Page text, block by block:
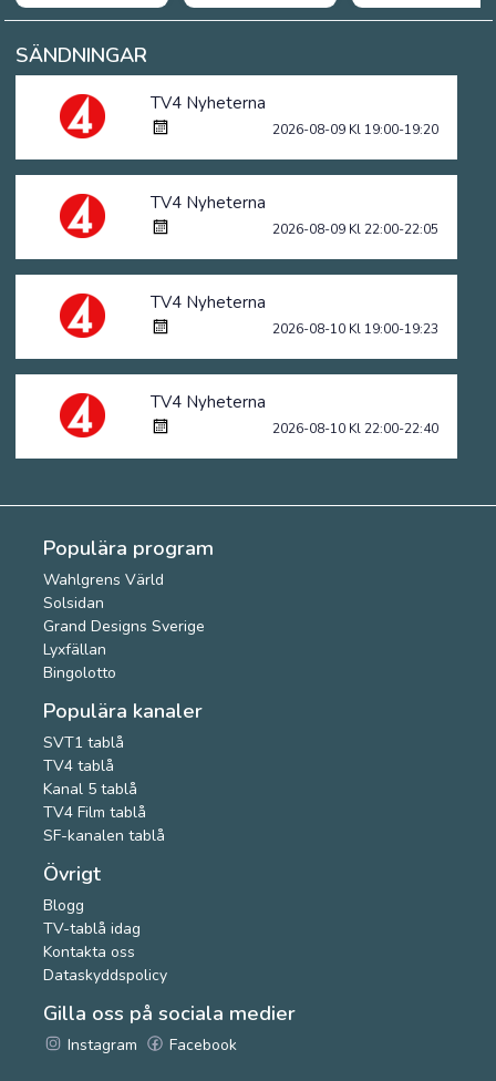
SÄNDNINGAR
TV4 Nyheterna
2026-08-09 Kl 19:00-19:20
TV4 Nyheterna
2026-08-09 Kl 22:00-22:05
TV4 Nyheterna
2026-08-10 Kl 19:00-19:23
TV4 Nyheterna
2026-08-10 Kl 22:00-22:40
Populära program
Wahlgrens Värld
Solsidan
Grand Designs Sverige
Lyxfällan
Bingolotto
Populära kanaler
SVT1 tablå
TV4 tablå
Kanal 5 tablå
TV4 Film tablå
SF-kanalen tablå
Övrigt
Blogg
TV-tablå idag
Kontakta oss
Dataskyddspolicy
Gilla oss på sociala medier
Instagram Facebook